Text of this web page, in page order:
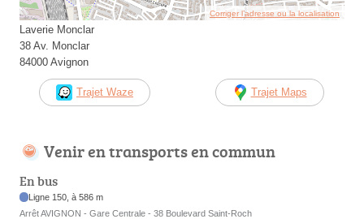
Corriger l’adresse ou la localisation
Laverie Monclar
38 Av. Monclar
84000 Avignon
Trajet Waze Trajet Maps
Venir en transports en commun
En bus
Ligne 150, à 586 m
Arrêt AVIGNON - Gare Centrale - 38 Boulevard Saint-Roch